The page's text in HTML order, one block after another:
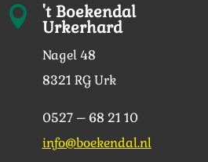
 't Boekendal
Urkerhard
Nagel 48
8321 RG Urk
0527 – 68 21 10
info@boekendal.nl